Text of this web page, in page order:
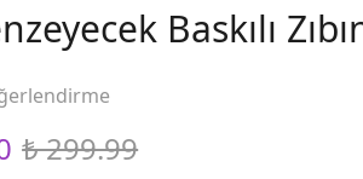
Yenge Diğer
Baskılı
₺ 299.99